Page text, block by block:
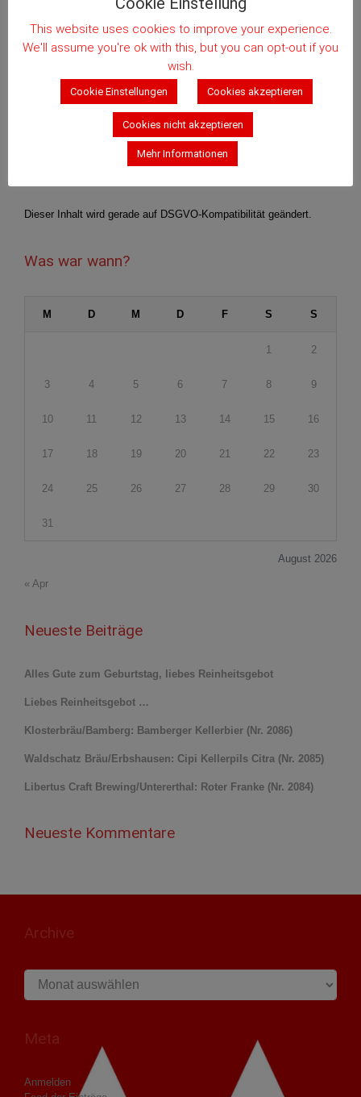
Suchen im Blog
Bier-Scout goes Print
Dieser Inhalt wird gerade auf DSGVO-Kompatibilität geändert.
Was war wann?
August 2026
M D M D F S S
1 2
3 4 5 6 7 8 9
10 11 12 13 14 15 16
17 18 19 20 21 22 23
24 25 26 27 28 29 30
31
« Apr
Neueste Beiträge
Alles Gute zum Geburtstag, liebes Reinheitsgebot
Liebes Reinheitsgebot …
Klosterbräu/Bamberg: Bamberger Kellerbier (Nr. 2086)
Waldschatz Bräu/Erbshausen: Cipi Kellerpils Citra (Nr. 2085)
Libertus Craft Brewing/Untererthal: Roter Franke (Nr. 2084)
Neueste Kommentare
Archive
Archive
Meta
Anmelden
This website uses cookies to improve your experience.
We'll assume you're ok with this, but you can opt-out if you
wish.
Cookie Einstellungen Cookies akzeptieren
Cookies nicht akzeptieren
Mehr Informationen